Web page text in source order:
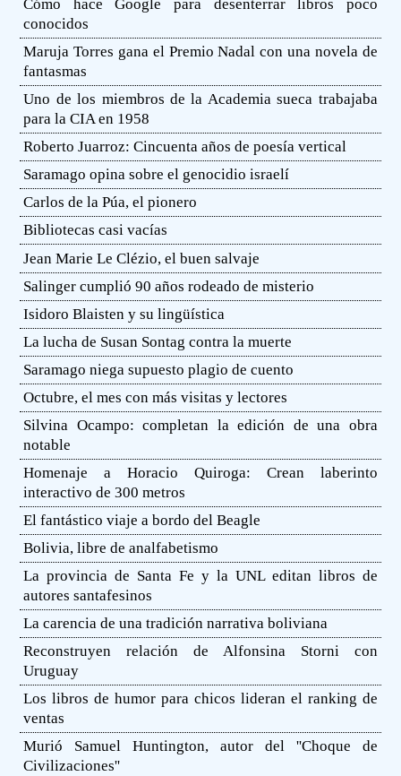
Cómo hace Google para desenterrar libros poco
conocidos
Maruja Torres gana el Premio Nadal con una novela de
fantasmas
Uno de los miembros de la Academia sueca trabajaba
para la CIA en 1958
Roberto Juarroz: Cincuenta años de poesía vertical
Saramago opina sobre el genocidio israelí
Carlos de la Púa, el pionero
Bibliotecas casi vacías
Jean Marie Le Clézio, el buen salvaje
Salinger cumplió 90 años rodeado de misterio
Isidoro Blaisten y su lingüística
La lucha de Susan Sontag contra la muerte
Saramago niega supuesto plagio de cuento
Octubre, el mes con más visitas y lectores
Silvina Ocampo: completan la edición de una obra
notable
Homenaje a Horacio Quiroga: Crean laberinto
interactivo de 300 metros
El fantástico viaje a bordo del Beagle
Bolivia, libre de analfabetismo
La provincia de Santa Fe y la UNL editan libros de
autores santafesinos
La carencia de una tradición narrativa boliviana
Reconstruyen relación de Alfonsina Storni con
Uruguay
Los libros de humor para chicos lideran el ranking de
ventas
Murió Samuel Huntington, autor del ''Choque de
Civilizaciones''